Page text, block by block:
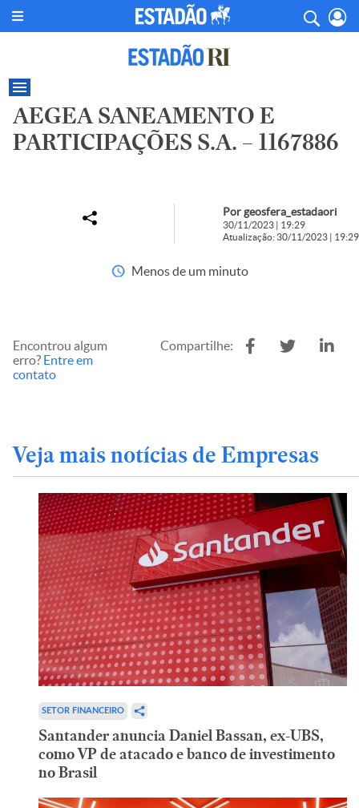
AEGEA SANEAMENTO E
PARTICIPAÇÕES S.A. – 1167886
Por geosfera_estadaori
30/11/2023 | 19:29
Atualização: 30/11/2023 | 19:29
Menos de um minuto
Encontrou algum
erro? Entre em
contato
Compartilhe:
Veja mais notícias de Empresas
SETOR FINANCEIRO
Santander anuncia Daniel Bassan, ex-UBS,
como VP de atacado e banco de investimento
no Brasil